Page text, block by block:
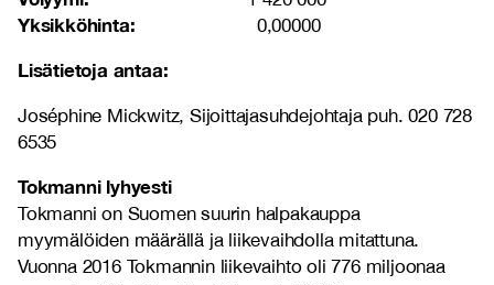
Yksikköhinta: 0,00000
Lisätietoja antaa:
Joséphine Mickwitz, Sijoittajasuhdejohtaja puh. 020 728
6535
Tokmanni lyhyesti
Tokmanni on Suomen suurin halpakauppa
myymälöiden määrällä ja liikevaihdolla mitattuna.
Vuonna 2016 Tokmannin liikevaihto oli 776 miljoonaa